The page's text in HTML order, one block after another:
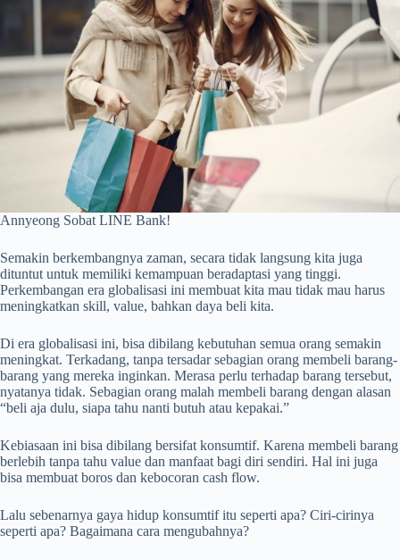
Annyeong Sobat LINE Bank!
Semakin berkembangnya zaman, secara tidak langsung kita juga
dituntut untuk memiliki kemampuan beradaptasi yang tinggi.
Perkembangan era globalisasi ini membuat kita mau tidak mau harus
meningkatkan skill, value, bahkan daya beli kita.
Di era globalisasi ini, bisa dibilang kebutuhan semua orang semakin
meningkat. Terkadang, tanpa tersadar sebagian orang membeli barang-
barang yang mereka inginkan. Merasa perlu terhadap barang tersebut,
nyatanya tidak. Sebagian orang malah membeli barang dengan alasan
“beli aja dulu, siapa tahu nanti butuh atau kepakai.”
Kebiasaan ini bisa dibilang bersifat konsumtif. Karena membeli barang
berlebih tanpa tahu value dan manfaat bagi diri sendiri. Hal ini juga
bisa membuat boros dan kebocoran cash flow.
Lalu sebenarnya gaya hidup konsumtif itu seperti apa? Ciri-cirinya
seperti apa? Bagaimana cara mengubahnya?